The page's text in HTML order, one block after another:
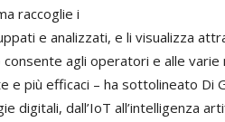
raccoglie i
e analizzati, e li visualizza
agli operatori e alle
e più efficaci – ha sottolineato Di
digitali, dall’IoT all’intelligenza